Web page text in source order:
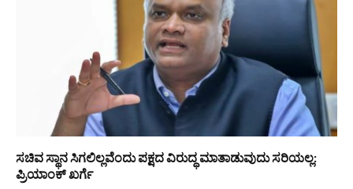
ಸಚಿವ ಸ್ಥಾನ ಸಿಗಲಿಲ್ಲವೆಂದು ಪಕ್ಷದ ವಿರುದ್ಧ ಮಾತಾಡುವುದು ಸರಿಯಲ್ಲ:
ಪ್ರಿಯಾಂಕ್ ಖರ್ಗೆ